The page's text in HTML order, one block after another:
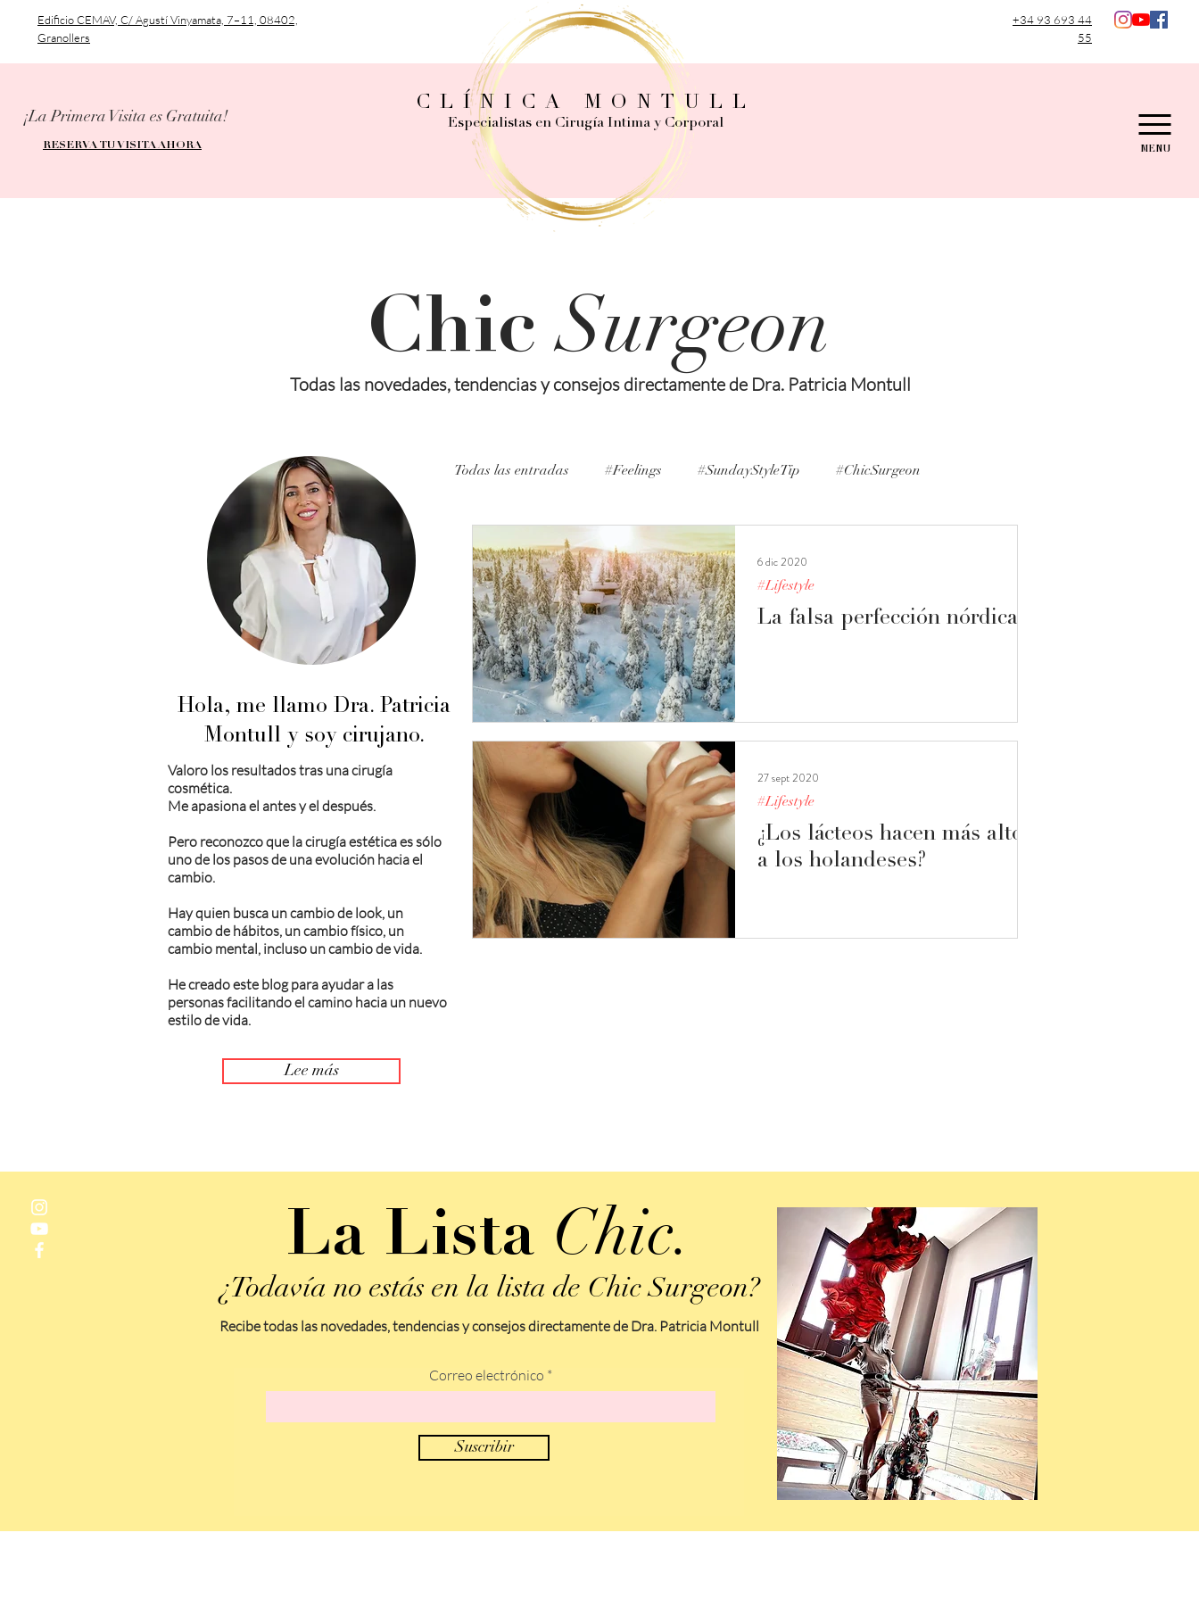
¡La Primera Visita es Gratuita!
RESERVA TU VISITA AHORA MENU
Edificio CEMAV, C/ Agustí Vinyamata, 7–11, 08402,
Granollers
+34 93 693 44
55
CLÍNICA MONTULL
Especialistas en Cirugía Intima y Corporal
ChicSurgeon
Todas las novedades, tendencias y consejos directamente de Dra. Patricia Montull
Hola, me llamo Dra. Patricia
Montull y soy cirujano.
Valoro los resultados tras una cirugía
cosmética.
Me apasiona el antes y el después.
Pero reconozco que la cirugía estética es sólo
uno de los pasos de una evolución hacia el
cambio.
Hay quien busca un cambio de look, un
cambio de hábitos, un cambio físico, un
cambio mental, incluso un cambio de vida.
He creado este blog para ayudar a las
personas facilitando el camino hacia un nuevo
estilo de vida.
Lee más
Todas las entradas #Feelings #SundayStyleTip #ChicSurgeon
#ExpertAdvice #Inspiration #Lifestyle
#PersonalExperience La falsa perfección nórdica
#Lifestyle
6 dic 2020
¿Los lácteos hacen más altos
a los holandeses?
#Lifestyle
27 sept 2020
La Lista Chic.
¿Todavía no estás en la lista de Chic Surgeon?
Correo electrónico
Suscribir
Recibe todas las novedades, tendencias y consejos directamente de Dra. Patricia Montull